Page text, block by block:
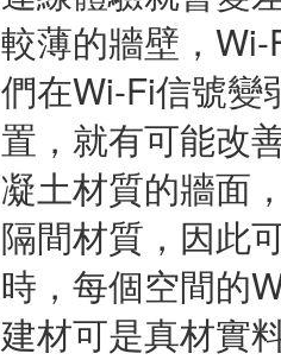
較薄的牆壁，
們在Wi-Fi信號變
置，就有可能改
凝土材質的牆面
隔間材質，因此
時，每個空間的
建材可是真材實